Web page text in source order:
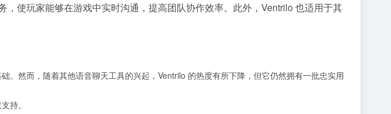
，使玩家能够在游戏中实时沟通，提高团队协作效率。此外，Ventrilo 也适用于其
。然而，随着其他语音聊天工具的兴起，Ventrilo 的热度有所下降，但它仍然拥有一批忠实用
持。